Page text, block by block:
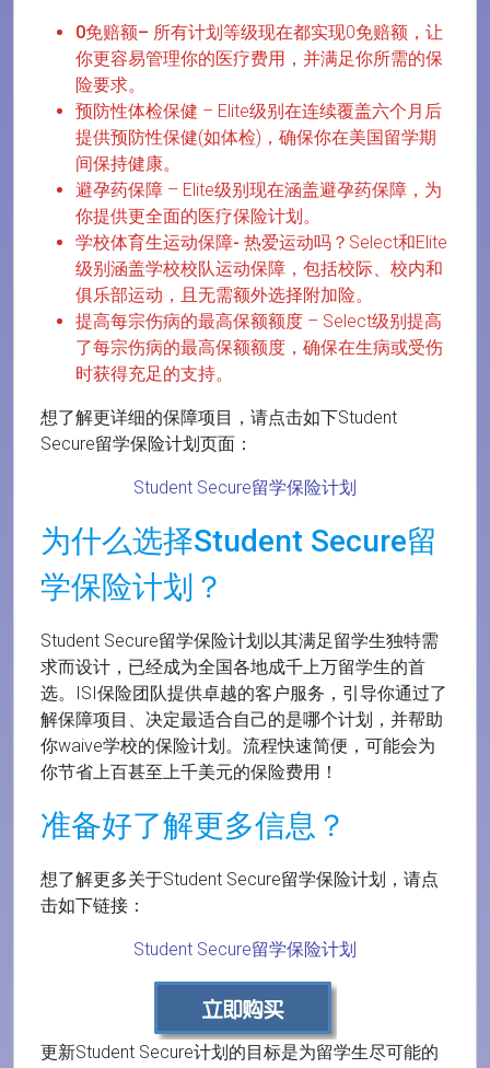
0免赔额– 所有计划等级现在都实现0免赔额，让
你更容易管理你的医疗费用，并满足你所需的保
险要求。
预防性体检保健 – Elite级别在连续覆盖六个月后
提供预防性保健(如体检)，确保你在美国留学期
间保持健康。
避孕药保障 – Elite级别现在涵盖避孕药保障，为
你提供更全面的医疗保险计划。
学校体育生运动保障- 热爱运动吗？Select和Elite
级别涵盖学校校队运动保障，包括校际、校内和
俱乐部运动，且无需额外选择附加险。
提高每宗伤病的最高保额额度 – Select级别提高
了每宗伤病的最高保额额度，确保在生病或受伤
时获得充足的支持。
想了解更详细的保障项目，请点击如下Student
Secure留学保险计划页面：
Student Secure留学保险计划
为什么选择Student Secure留
学保险计划？
Student Secure留学保险计划以其满足留学生独特需
求而设计，已经成为全国各地成千上万留学生的首
选。ISI保险团队提供卓越的客户服务，引导你通过了
解保障项目、决定最适合自己的是哪个计划，并帮助
你waive学校的保险计划。流程快速简便，可能会为
你节省上百甚至上千美元的保险费用！
准备好了解更多信息？
想了解更多关于Student Secure留学保险计划，请点
击如下链接：
Student Secure留学保险计划
更新Student Secure计划的目标是为留学生尽可能的